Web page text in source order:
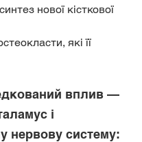
нової кісткової
які її
вплив —
і
нервову систему: